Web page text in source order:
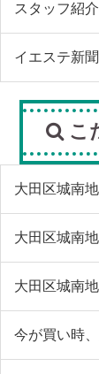
スタッフ紹介
イエステ新聞
こ
大田区城南
大田区城南
大田区城南
今が買い時